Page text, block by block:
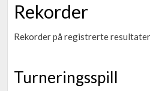
Rekorder
Rekorder på registrerte resultater
Turneringsspill